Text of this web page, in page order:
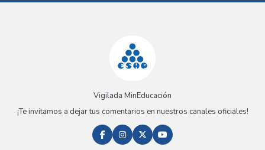
Vigilada MinEducación
¡Te invitamos a dejar tus comentarios en nuestros canales oficiales!